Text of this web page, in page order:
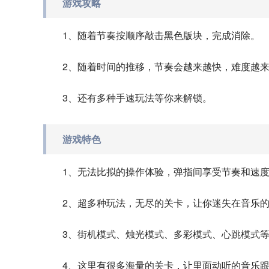
1、随着节奏按顺序敲击黑色版块，完成消除。
2、随着时间的推移，节奏会越来越快，难度越
3、还有多种手速玩法等你来解锁。
游戏特色
1、无法比拟的操作体验，弹指间享受节奏和速
2、超多种玩法，无尽的关卡，让你迷失在音乐
3、街机模式、烛光模式、多彩模式、心跳模式
4、这里有很多海量的关卡，让里面动听的音乐